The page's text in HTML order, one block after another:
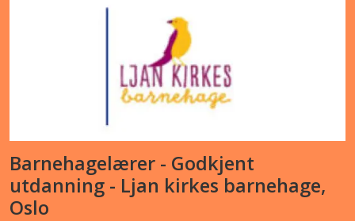
Barnehagelærer - Godkjent
utdanning - Ljan kirkes barnehage,
Oslo